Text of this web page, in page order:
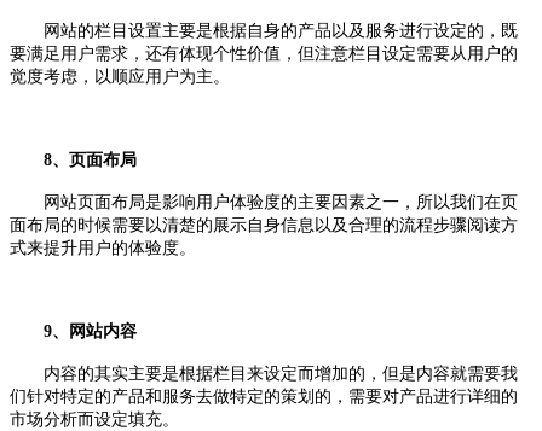
网站的栏目设置主要是根据自身的产品以及服务进行设定的，既
要满足用户需求，还有体现个性价值，但注意栏目设定需要从用户的
觉度考虑，以顺应用户为主。
8、页面布局
网站页面布局是影响用户体验度的主要因素之一，所以我们在页
面布局的时候需要以清楚的展示自身信息以及合理的流程步骤阅读方
式来提升用户的体验度。
9、网站内容
内容的其实主要是根据栏目来设定而增加的，但是内容就需要我
们针对特定的产品和服务去做特定的策划的，需要对产品进行详细的
市场分析而设定填充。